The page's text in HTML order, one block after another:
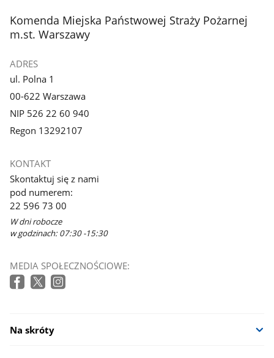
galerii.
galerii.
stopka
Komenda Miejska Państwowej Straży Pożarnej
m.st. Warszawy
ADRES
ul. Polna 1
00-622 Warszawa
NIP 526 22 60 940
Regon 13292107
KONTAKT
Skontaktuj się z nami
pod numerem:
22 596 73 00
W dni robocze
w godzinach: 07:30 -15:30
MEDIA SPOŁECZNOŚCIOWE:
Na skróty